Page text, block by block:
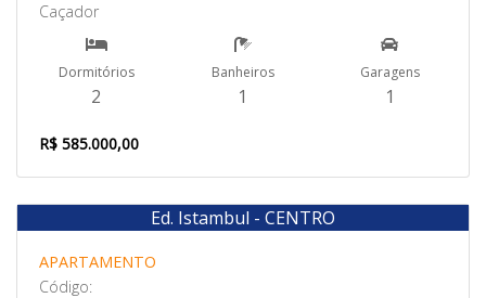
Caçador
Dormitórios
2
Banheiros
1
Garagens
1
R$ 585.000,00
Venda
Ed. Istambul - CENTRO
APARTAMENTO
Código: